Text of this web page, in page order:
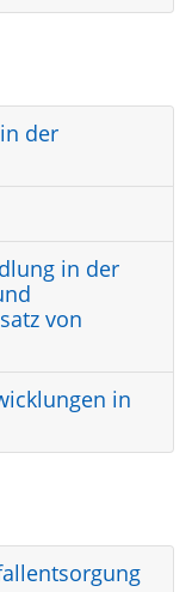
der
in der
von
in